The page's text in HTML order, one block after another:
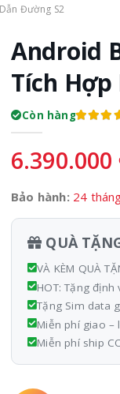
Đường S2
Android
Tích
Còn hàng
6.390.000
Bảo hành: 24
QUÀ
VÀ KÈM QUÀ
HOT: Tặng
Tặng Sim data
Miễn phí giao –
Miễn phí ship